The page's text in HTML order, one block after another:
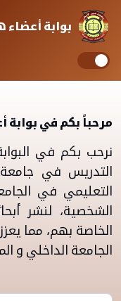
بوابة
مرحباً بكم في
نرحب بكم في
التدريس في جامعة
التعليمي في
الشخصية، لنشر
الخاصة بهم، مما
الجامعة الداخلي و